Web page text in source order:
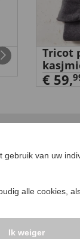
Tricot
€ 59,
UW
van uw
alle cookies,
Ik weiger